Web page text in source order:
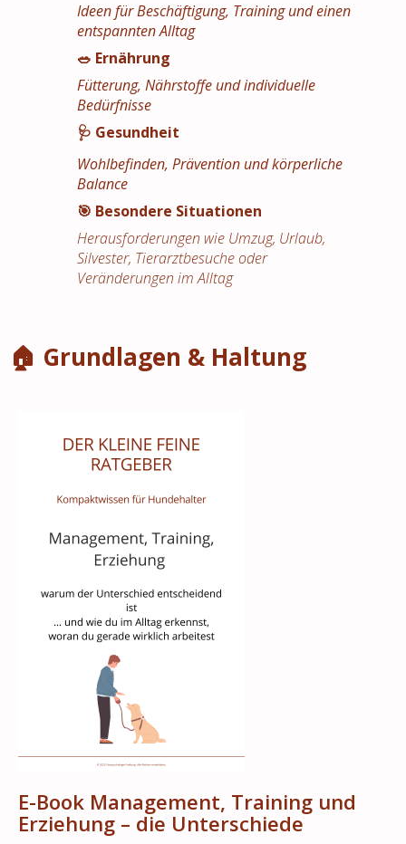
Ideen für Beschäftigung, Training und einen
entspannten Alltag
🥗 Ernährung
Fütterung, Nährstoffe und individuelle
Bedürfnisse
🩺 Gesundheit
Wohlbefinden, Prävention und körperliche
Balance
🎯 Besondere Situationen
Herausforderungen wie Umzug, Urlaub,
Silvester, Tierarztbesuche oder
Veränderungen im Alltag
🏠 Grundlagen & Haltung
E-Book Management, Training und
Erziehung – die Unterschiede